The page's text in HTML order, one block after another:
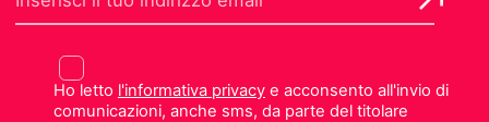
Ho letto l'informativa privacye acconsento all'invio di
comunicazioni, anche sms, da parte del titolare